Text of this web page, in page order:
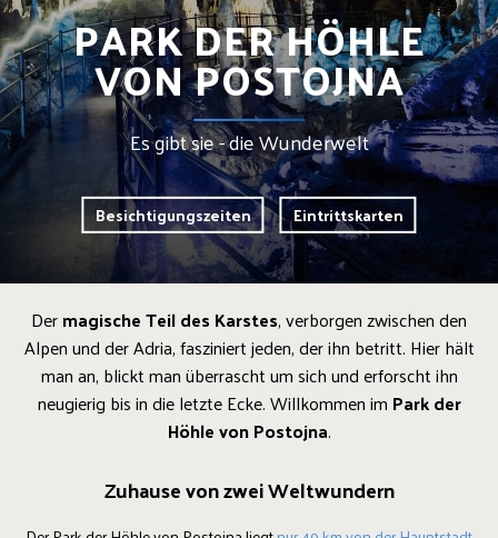
PARK DER HÖHLE
VON POSTOJNA
Es gibt sie - die Wunderwelt
Besichtigungszeiten Eintrittskarten
Dermagische Teil des Karstes, verborgen zwischen den
Alpen und der Adria, fasziniert jeden, der ihn betritt. Hier hält
man an, blickt man überrascht um sich und erforscht ihn
neugierig bis in die letzte Ecke. Willkommen im Park der
Höhle von Postojna.
Zuhause von zwei Weltwundern